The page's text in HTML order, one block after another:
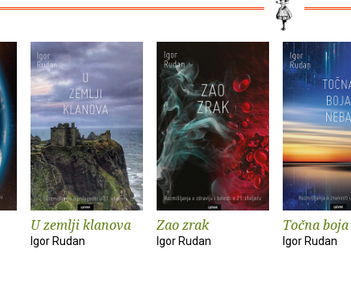
U zemlji klanova
Igor Rudan
Zao zrak
Igor Rudan
Točna
Igor Rudan